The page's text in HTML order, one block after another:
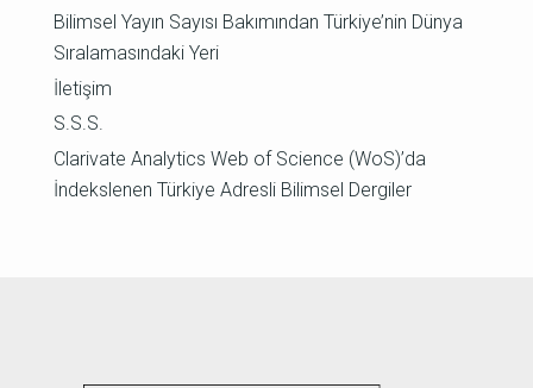
Bilimsel Yayın Sayısı Bakımından Türkiye’nin Dünya
Sıralamasındaki Yeri
İletişim
S.S.S.
Clarivate Analytics Web of Science (WoS)’da
İndekslenen Türkiye Adresli Bilimsel Dergiler